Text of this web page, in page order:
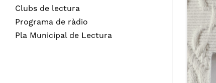
Clubs de lectura
Programa de ràdio
Pla Municipal de Lectura